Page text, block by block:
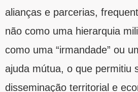
alianças e parcerias,
não como uma hierarquia
como uma “irmandade” ou
ajuda mútua, o que permitiu
disseminação territorial e